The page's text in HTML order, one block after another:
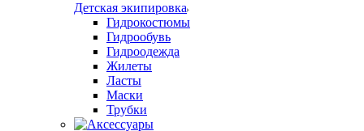
Детская экипировка
Гидрокостюмы
Гидрообувь
Гидроодежда
Жилеты
Ласты
Маски
Трубки